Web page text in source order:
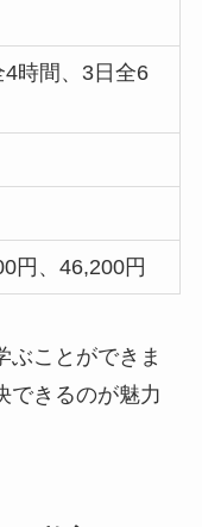
4時間、3日全6
円、46,200円
ぶことができま
できるのが魅力